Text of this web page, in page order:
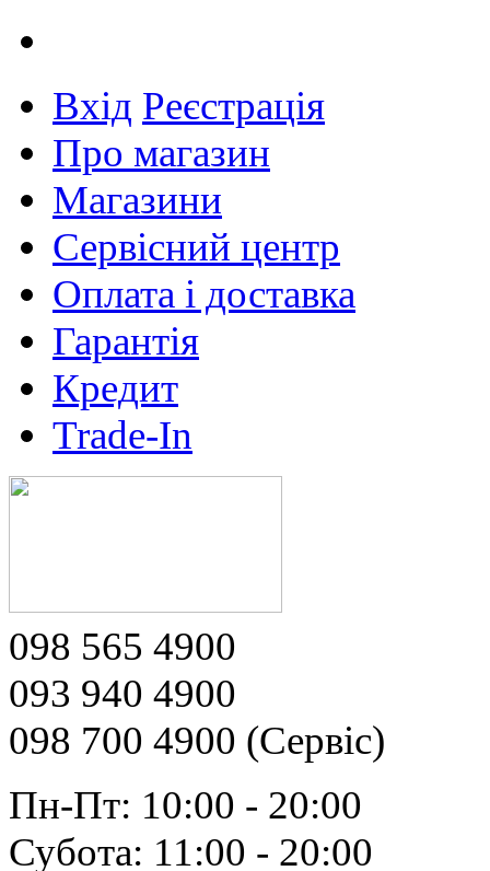
Вхід Реєстрація
Про магазин
Магазини
Сервісний центр
Оплата і доставка
Гарантія
Кредит
Trade-In
098 565 4900
093 940 4900
098 700 4900 (Сервіс)
Пн-Пт: 10:00 - 20:00
Субота: 11:00 - 20:00